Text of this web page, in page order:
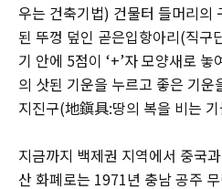
우는 건축기법) 건물터 들머리
된 뚜껑 덮인 곧은입항아리(직구
기 안에 5점이 ‘+’자 모양새로
의 삿된 기운을 누르고 좋은 기
지진구(地鎭具:땅의 복을 비는
지금까지 백제권 지역에서 중국
산 화폐로는 1971년 충남 공주